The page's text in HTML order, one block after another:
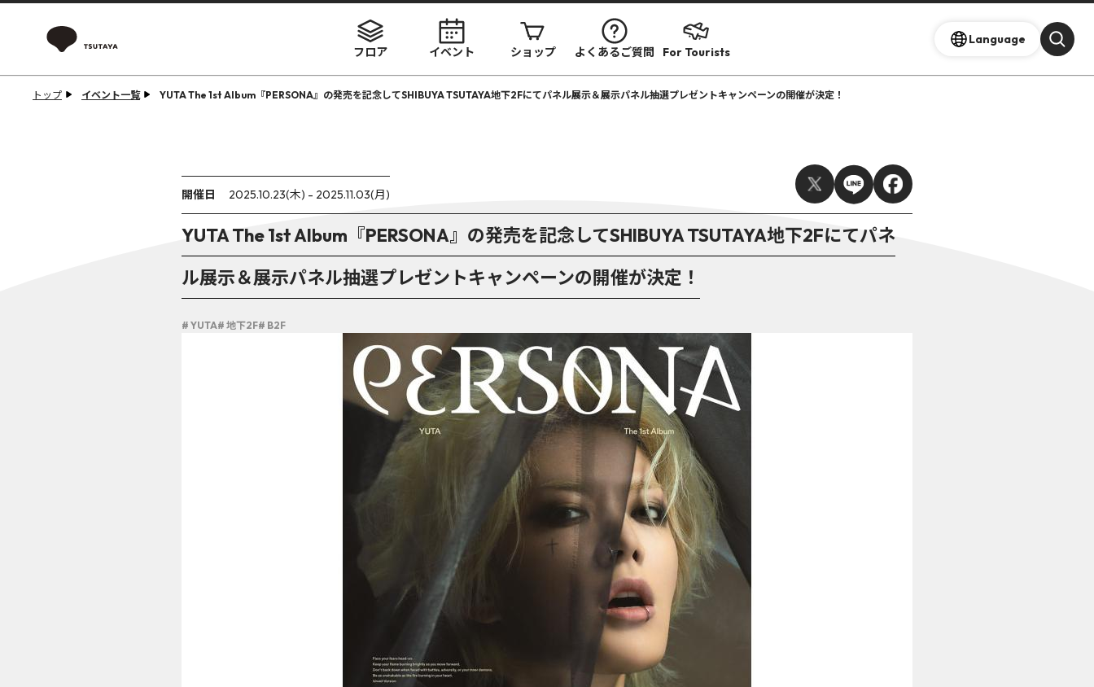
フロア イベント ショップ よくあるご質問 For Tourists
Language
トップ イベント一覧 YUTA The 1st Album『PERSONA』の発売を記念してSHIBUYA TSUTAYA地下2Fにてパネル展示＆展示パネル抽選プレゼントキャンペーンの開催が決定！
開催日 2025.10.23(木) - 2025.11.03(月)
YUTA The 1st Album『PERSONA』の発売を記念してSHIBUYA TSUTAYA地下2Fにてパネ
ル展示＆展示パネル抽選プレゼントキャンペーンの開催が決定！
# YUTA# 地下2F# B2F